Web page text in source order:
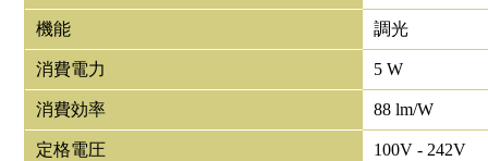
機能 調光
消費電力 5 W
消費効率 88 lm/W
定格電圧 100V - 242V